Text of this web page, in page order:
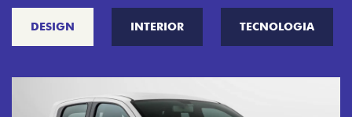
DESIGN INTERIOR TECNOLOGIA